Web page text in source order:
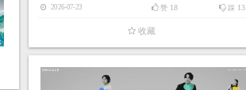
2026-07-23 踩 13
赞18
收藏